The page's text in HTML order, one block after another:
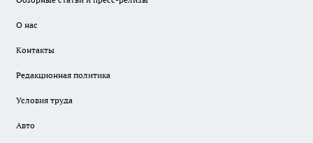
О нас
Контакты
Редакционная политика
Условия труда
Авто